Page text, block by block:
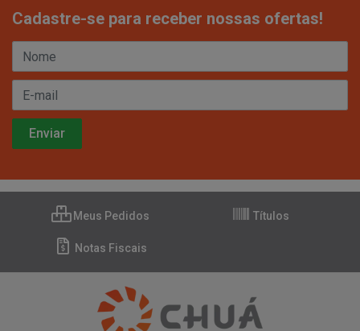
Cadastre-se para receber nossas ofertas!
Meus Pedidos Títulos
Notas Fiscais